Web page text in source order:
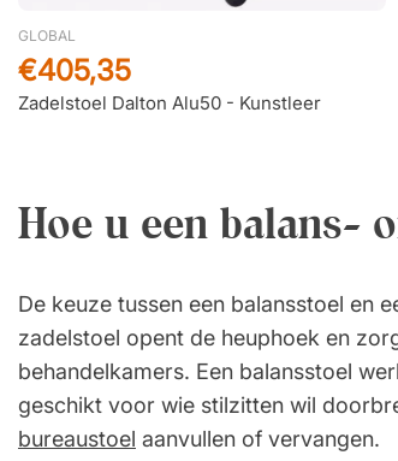
GLOBAL
Zadelstoel Dalton Alu50 - Kunstleer
€405,35
Hoe u een balans-
De keuze tussen een balansstoel en
zadelstoel opent de heuphoek en
behandelkamers. Een balansstoel
geschikt voor wie stilzitten wil
bureaustoel aanvullen of vervangen.